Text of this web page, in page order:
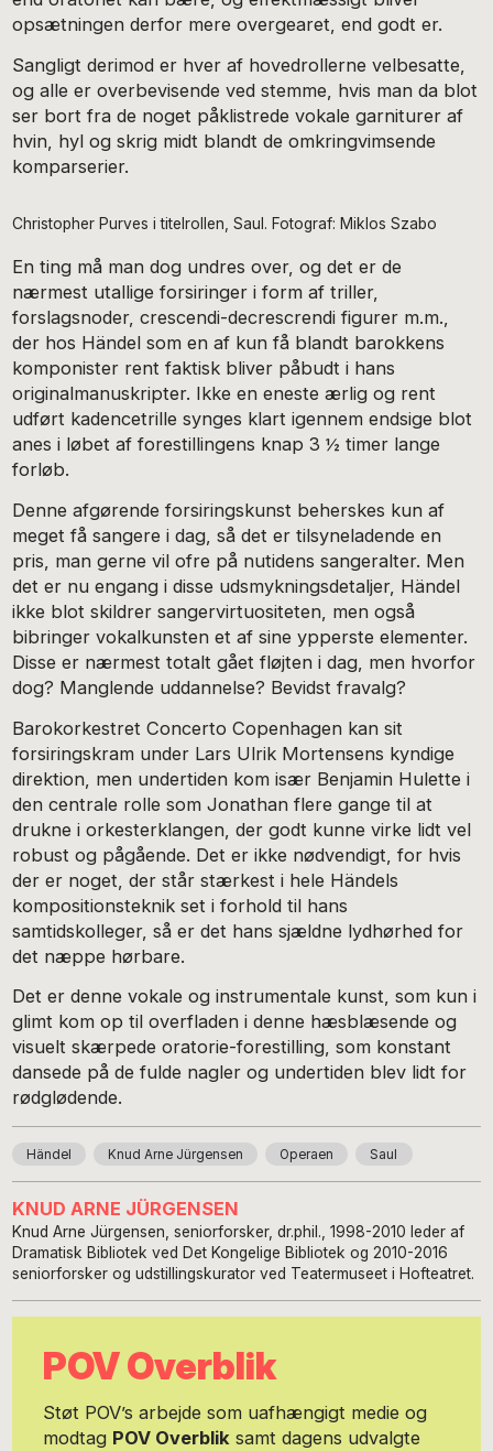
opsætningen derfor mere overgearet, end godt er.
Sangligt derimod er hver af hovedrollerne velbesatte,
og alle er overbevisende ved stemme, hvis man da blot
ser bort fra de noget påklistrede vokale garniturer af
hvin, hyl og skrig midt blandt de omkringvimsende
komparserier.
Christopher Purves i titelrollen, Saul. Fotograf: Miklos Szabo
En ting må man dog undres over, og det er de
nærmest utallige forsiringer i form af triller,
forslagsnoder, crescendi-decrescrendi figurer m.m.,
der hos Händel som en af kun få blandt barokkens
komponister rent faktisk bliver påbudt i hans
originalmanuskripter. Ikke en eneste ærlig og rent
udført kadencetrille synges klart igennem endsige blot
anes i løbet af forestillingens knap 3 ½ timer lange
forløb.
Denne afgørende forsiringskunst beherskes kun af
meget få sangere i dag, så det er tilsyneladende en
pris, man gerne vil ofre på nutidens sangeralter. Men
det er nu engang i disse udsmykningsdetaljer, Händel
ikke blot skildrer sangervirtuositeten, men også
bibringer vokalkunsten et af sine ypperste elementer.
Disse er nærmest totalt gået fløjten i dag, men hvorfor
dog? Manglende uddannelse? Bevidst fravalg?
Barokorkestret Concerto Copenhagen kan sit
forsiringskram under Lars Ulrik Mortensens kyndige
direktion, men undertiden kom især Benjamin Hulette i
den centrale rolle som Jonathan flere gange til at
drukne i orkesterklangen, der godt kunne virke lidt vel
robust og pågående. Det er ikke nødvendigt, for hvis
der er noget, der står stærkest i hele Händels
kompositionsteknik set i forhold til hans
samtidskolleger, så er det hans sjældne lydhørhed for
det næppe hørbare.
Det er denne vokale og instrumentale kunst, som kun i
glimt kom op til overfladen i denne hæsblæsende og
visuelt skærpede oratorie-forestilling, som konstant
dansede på de fulde nagler og undertiden blev lidt for
rødglødende.
Händel Knud Arne Jürgensen Operaen Saul
KNUD ARNE JÜRGENSEN
Knud Arne Jürgensen, seniorforsker, dr.phil., 1998-2010 leder af
Dramatisk Bibliotek ved Det Kongelige Bibliotek og 2010-2016
seniorforsker og udstillingskurator ved Teatermuseet i Hofteatret.
POV Overblik
Støt POV’s arbejde som uafhængigt medie og
modtag POV Overbliksamt dagens udvalgte